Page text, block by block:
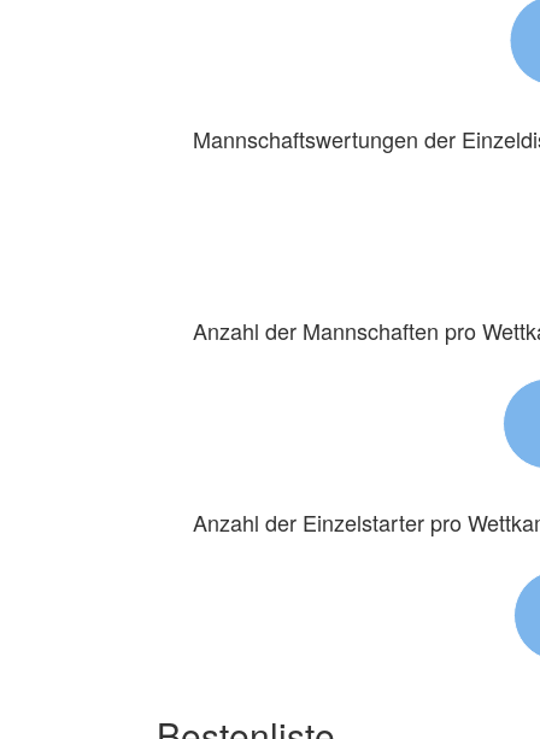
Mannschaftswertungen der
Anzahl der Mannschaften pro
Anzahl der Einzelstarter pro